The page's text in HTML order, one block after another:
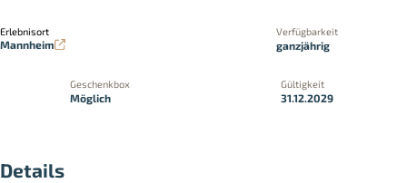
Erlebnisort
Mannheim
Verfügbarkeit
ganzjährig
Geschenkbox
Möglich
Gültigkeit
31.12.2029
Details